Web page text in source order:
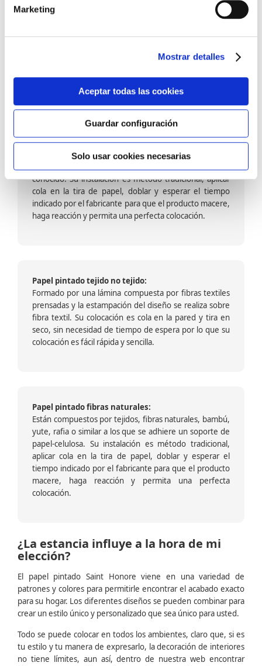
Marketing
Mostrar detalles
Aceptar todas las cookies
Guardar configuración
Solo usar cookies necesarias
barniz multiadherente en base agua. En zonas de
fuegos, se recomienda proteger con placas, silestone,
dado que el frotar en exceso dañaría el papel. Su
colocación es cola en la pared y tira en seco, sin
colocación es fácil rápida y sencilla.
Papel pintado calidad papel:
Formado por una capa de papel sobre un soporte de
conocido. Su instalación es método tradicional, aplicar
cola en la tira de papel, doblar y esperar el tiempo
indicado por el fabricante para que el producto macere,
haga reacción y permita una perfecta colocación.
Papel pintado tejido no tejido:
Formado por una lámina compuesta por fibras textiles
prensadas y la estampación del diseño se realiza sobre
fibra textil. Su colocación es cola en la pared y tira en
seco, sin necesidad de tiempo de espera por lo que su
colocación es fácil rápida y sencilla.
Papel pintado fibras naturales:
Están compuestos por tejidos, fibras naturales, bambú,
yute, rafia o similar a los que se adhiere un soporte de
papel-celulosa. Su instalación es método tradicional,
aplicar cola en la tira de papel, doblar y esperar el
tiempo indicado por el fabricante para que el producto
macere, haga reacción y permita una perfecta
colocación.
¿La estancia influye a la hora de mi
elección?
El papel pintado Saint Honore viene en una variedad de
patrones y colores para permitirle encontrar el acabado exacto
para su hogar. Los diferentes diseños se pueden combinar para
crear un estilo único y personalizado que sea único para usted.
Todo se puede colocar en todos los ambientes, claro que, si es
tu estilo y tu manera de expresarlo, la decoración de interiores
no tiene límites, aun así, dentro de nuestra web encontrar